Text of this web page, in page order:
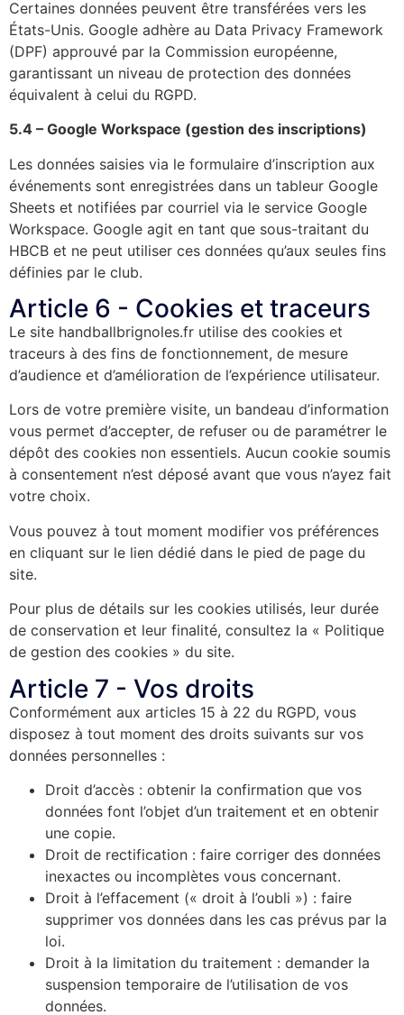
Certaines données peuvent être transférées vers les
États-Unis. Google adhère au Data Privacy Framework
(DPF) approuvé par la Commission européenne,
garantissant un niveau de protection des données
équivalent à celui du RGPD.
5.4 – Google Workspace (gestion des inscriptions)
Les données saisies via le formulaire d’inscription aux
événements sont enregistrées dans un tableur Google
Sheets et notifiées par courriel via le service Google
Workspace. Google agit en tant que sous-traitant du
HBCB et ne peut utiliser ces données qu’aux seules fins
définies par le club.
Article 6 - Cookies et traceurs
Le site handballbrignoles.fr utilise des cookies et
traceurs à des fins de fonctionnement, de mesure
d’audience et d’amélioration de l’expérience utilisateur.
Lors de votre première visite, un bandeau d’information
vous permet d’accepter, de refuser ou de paramétrer le
dépôt des cookies non essentiels. Aucun cookie soumis
à consentement n’est déposé avant que vous n’ayez fait
votre choix.
Vous pouvez à tout moment modifier vos préférences
en cliquant sur le lien dédié dans le pied de page du
site.
Pour plus de détails sur les cookies utilisés, leur durée
de conservation et leur finalité, consultez la « Politique
de gestion des cookies » du site.
Article 7 - Vos droits
Conformément aux articles 15 à 22 du RGPD, vous
disposez à tout moment des droits suivants sur vos
données personnelles :
Droit d’accès : obtenir la confirmation que vos
données font l’objet d’un traitement et en obtenir
une copie.
Droit de rectification : faire corriger des données
inexactes ou incomplètes vous concernant.
Droit à l’effacement (« droit à l’oubli ») : faire
supprimer vos données dans les cas prévus par la
loi.
Droit à la limitation du traitement : demander la
suspension temporaire de l’utilisation de vos
données.